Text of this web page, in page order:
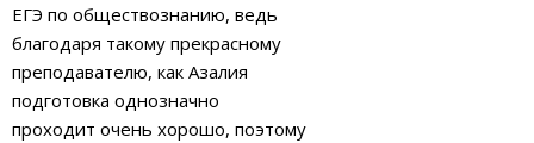
ЕГЭ по обществознанию, ведь
благодаря такому прекрасному
преподавателю, как Азалия
подготовка однозначно
проходит очень хорошо, поэтому